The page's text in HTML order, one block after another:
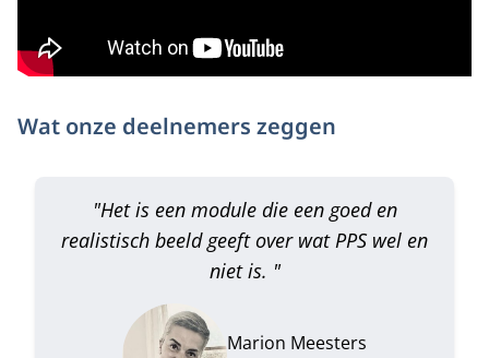
Wat onze deelnemers zeggen
"Het is een module die een goed en
realistisch beeld geeft over wat PPS wel en
niet is. "
Marion Meesters